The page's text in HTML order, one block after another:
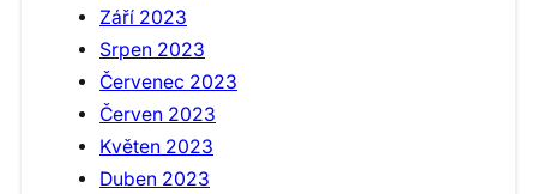
Září 2023
Srpen 2023
Červenec 2023
Červen 2023
Květen 2023
Duben 2023